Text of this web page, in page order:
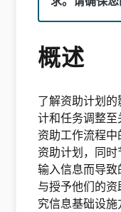
概述
了解资助计划
计和任务调整
资助工作流程
资助计划，同
输入信息而导
与授予他们的
究信息基础设施